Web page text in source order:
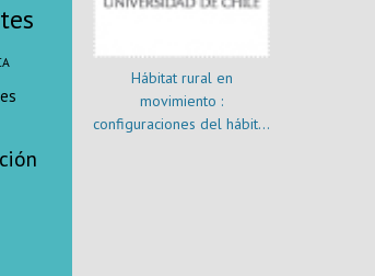
Hábitat rural en
movimiento :
configuraciones del hábitat